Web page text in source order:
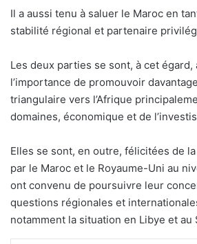
Il a aussi tenu à saluer le Maroc en
stabilité régional et partenaire
Les deux parties se sont, à cet
l’importance de promouvoir
triangulaire vers l’Afrique
domaines, économique et de
Elles se sont, en outre, félicitées de
par le Maroc et le Royaume-Uni au
ont convenu de poursuivre leur
questions régionales et
notamment la situation en Libye et au